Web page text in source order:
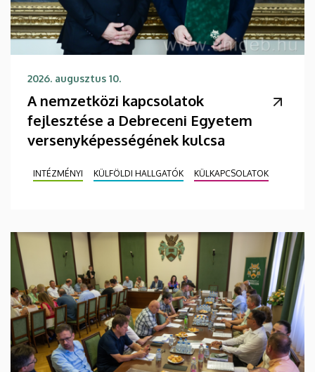
2026. augusztus 10.
A nemzetközi kapcsolatok
fejlesztése a Debreceni Egyetem
versenyképességének kulcsa
INTÉZMÉNYI KÜLFÖLDI HALLGATÓK KÜLKAPCSOLATOK